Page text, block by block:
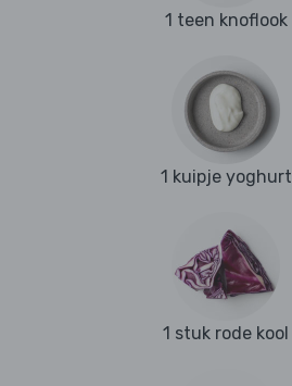
1 teen knoflook
1 kuipje yoghurt
1 stuk rode kool